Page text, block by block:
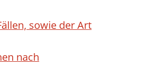
sowie der Art
nach